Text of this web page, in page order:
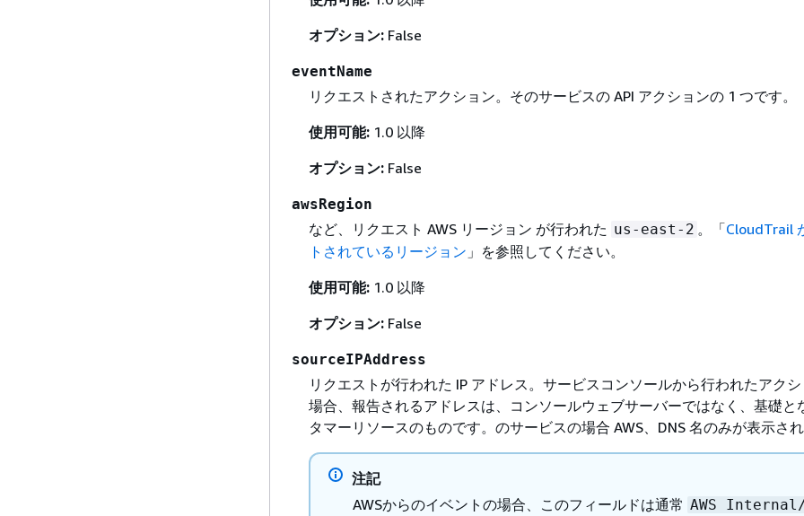
オプション:False
eventName
リクエストされたアクション。そのサービスの API アクションの 1 つです。
使用可能:1.0 以降
オプション:False
awsRegion
など、リクエスト AWS リージョン が行われた us-east-2 。「CloudTrail
トされているリージョン 」を参照してください。
使用可能:1.0 以降
オプション:False
sourceIPAddress
リクエストが行われた IP アドレス。サービスコンソールから行われたアク
場合、報告されるアドレスは、コンソールウェブサーバーではなく、基礎と
タマーリソースのものです。のサービスの場合 AWS、DNS 名のみが表示され
注記
AWSからのイベントの場合、このフィールドは通常 AWS